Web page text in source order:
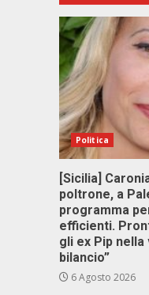
Politica
[Sicilia]
poltrone, a
programma
efficienti.
gli ex Pip
bilancio”
6 Agosto 2026